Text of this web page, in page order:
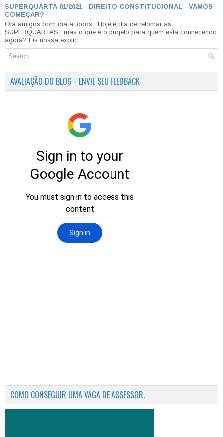
SUPERQUARTA 01/2021 - DIREITO CONSTITUCIONAL - VAMOS
COMEÇAR?
Olá amigos bom dia a todos. Hoje é dia de retomar as
SUPERQUARTAS , mas o que é o projeto para quem está conhecendo
agora? Eis nossa explic...
AVALIAÇÃO DO BLOG - ENVIE SEU FEEDBACK
COMO CONSEGUIR UMA VAGA DE ASSESSOR.